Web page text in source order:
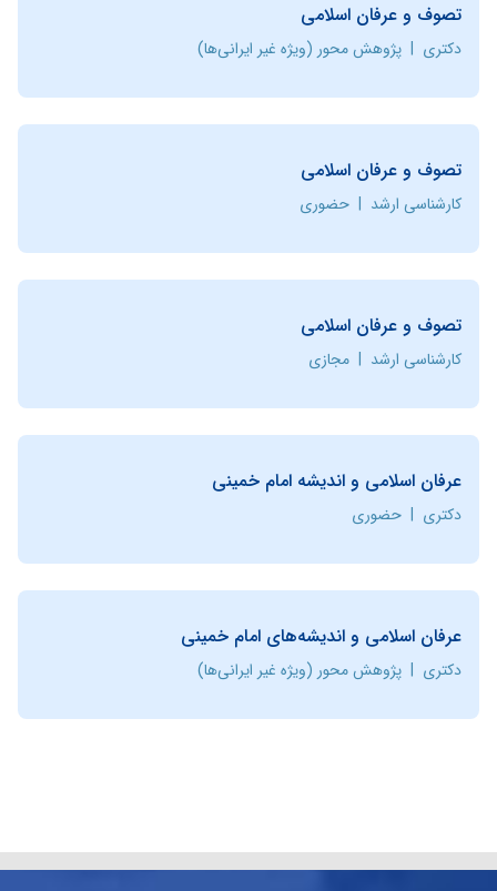
تصوف و عرفان اسلامی
دکتری | پژوهش محور (ویژه غیر ایرانی‌ها)
تصوف و عرفان اسلامی
کارشناسی ارشد | حضوری
تصوف و عرفان اسلامی
کارشناسی ارشد | مجازی
عرفان اسلامی و اندیشه‌ امام خمینی
دکتری | حضوری
عرفان اسلامی و اندیشه‌های امام خمینی
دکتری | پژوهش محور (ویژه غیر ایرانی‌ها)